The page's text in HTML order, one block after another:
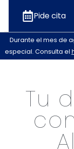
Pide cita
Durante el mes de
especial. Consulta el
Tu